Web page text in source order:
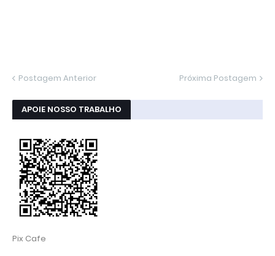
Postagem Anterior Próxima Postagem
APOIE NOSSO TRABALHO
Pix Cafe